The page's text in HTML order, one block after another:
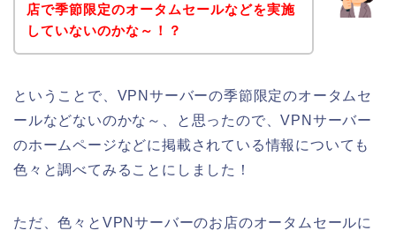
店で季節限定のオータムセールなどを実施
していないのかな～！？
ということで、VPNサーバーの季節限定のオータムセ
ールなどないのかな～、と思ったので、VPNサーバー
のホームページなどに掲載されている情報についても
色々と調べてみることにしました！
ただ、色々とVPNサーバーのお店のオータムセールに